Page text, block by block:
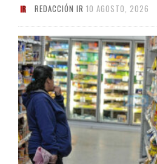
REDACCIÓN IR 10 AGOSTO, 2026